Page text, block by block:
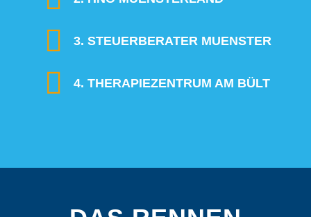
3. STEUERBERATER MUENSTER
4. THERAPIEZENTRUM AM BÜLT